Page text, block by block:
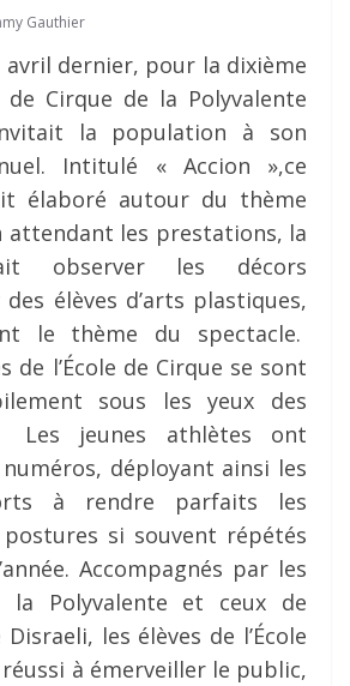
Gauthier
avril dernier, pour la dixième
de Cirque de la Polyvalente
la population à son
Intitulé « Accion »,ce
élaboré autour du thème
attendant les prestations, la
observer les décors
élèves d’arts plastiques,
le thème du spectacle.
de l’École de Cirque se sont
sous les yeux des
Les jeunes athlètes ont
déployant ainsi les
à rendre parfaits les
si souvent répétés
Accompagnés par les
la Polyvalente et ceux de
Disraeli, les élèves de l’École
à émerveiller le public,